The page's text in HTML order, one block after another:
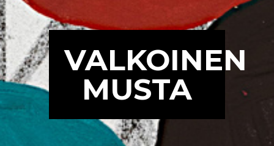
VALKOINEN
MUSTA